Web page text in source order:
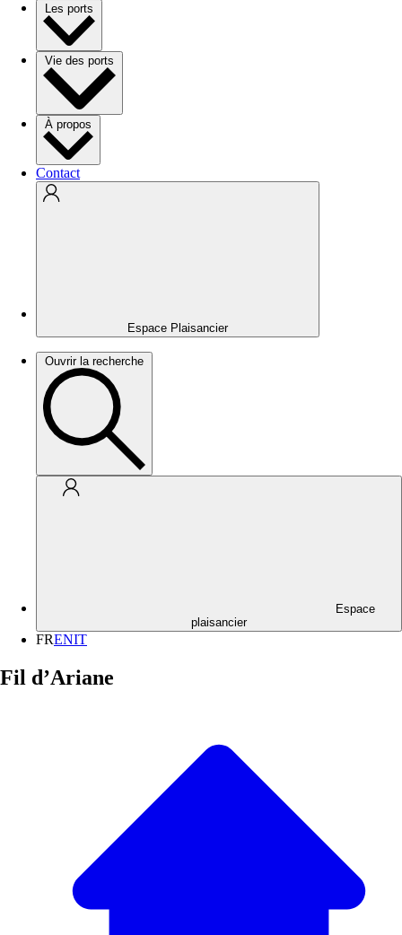
Les ports
Vie des ports
À propos
Contact
Espace Plaisancier
Ouvrir la recherche
Espace
plaisancier
FRENIT
Fil d’Ariane